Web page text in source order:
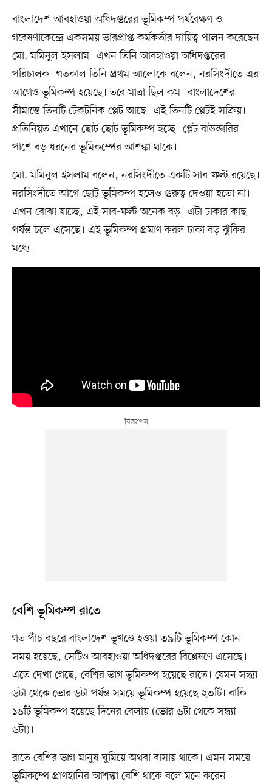
বাংলাদেশ আবহাওয়া অধিদপ্তরের ভূমিকম্প পর্যবেক্ষণ ও
গবেষণাকেন্দ্রে একসময় ভারপ্রাপ্ত কর্মকর্তার দায়িত্ব পালন করেছেন
মো. মমিনুল ইসলাম। এখন তিনি আবহাওয়া অধিদপ্তরের
পরিচালক। গতকাল তিনি প্রথম আলোকে বলেন, নরসিংদীতে এর
আগেও ভূমিকম্প হয়েছে। তবে মাত্রা ছিল কম। বাংলাদেশের
সীমান্তে তিনটি টেকটনিক প্লেট আছে। এই তিনটি প্লেটই সক্রিয়।
প্রতিনিয়ত এখানে ছোট ছোট ভূমিকম্প হচ্ছে। প্লেট বাউন্ডারির
পাশে বড় ধরনের ভূমিকম্পের আশঙ্কা থাকে।
মো. মমিনুল ইসলাম বলেন, নরসিংদীতে একটি সাব-ফল্ট রয়েছে।
নরসিংদীতে আগে ছোট ভূমিকম্প হলেও গুরুত্ব দেওয়া হতো না।
এখন বোঝা যাচ্ছে, এই সাব-ফল্ট অনেক বড়। এটা ঢাকার কাছ
পর্যন্ত চলে এসেছে। এই ভূমিকম্প প্রমাণ করল ঢাকা বড় ঝুঁকির
মধ্যে।
বেশি ভূমিকম্প রাতে
গত পাঁচ বছরে বাংলাদেশ ভূখণ্ডে হওয়া ৩৯টি ভূমিকম্প কোন
সময় হয়েছে, সেটিও আবহাওয়া অধিদপ্তরের বিশ্লেষণে এসেছে।
এতে দেখা গেছে, বেশির ভাগ ভূমিকম্প হয়েছে রাতে। যেমন সন্ধ্যা
৬টা থেকে ভোর ৬টা পর্যন্ত সময়ে ভূমিকম্প হয়েছে ২৩টি। বাকি
১৬টি ভূমিকম্প হয়েছে দিনের বেলায় (ভোর ৬টা থেকে সন্ধ্যা
৬টা)।
রাতে বেশির ভাগ মানুষ ঘুমিয়ে অথবা বাসায় থাকে। এমন সময়ে
ভূমিকম্পে প্রাণহানির আশঙ্কা বেশি থাকে বলে মনে করেন